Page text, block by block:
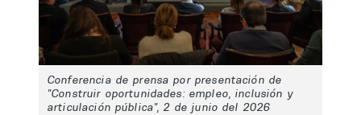
Conferencia de prensa por presentación de
"Construir oportunidades: empleo, inclusión y
articulación pública", 2 de junio del 2026